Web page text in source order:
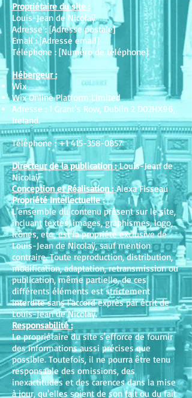
Propriétaire du site :
Louis-Jean de Nicolaÿ
Adresse : [Adresse postale]
Email : [Adresse email]
Téléphone : [Numéro de téléphone]
Hébergeur :
Wix
Wix Online Platform Limited
Adresse : 1 Grant’s Row, Dublin 2 D02HX96,
Ireland.
Téléphone : +1 415-358-0857
Directeur de la publication :Louis-Jean de
Nicolaÿ
Conception et Réalisation :Alexa Fisseau
Propriété Intellectuelle :
L'ensemble du contenu présent sur le site,
incluant textes, images, graphismes, logo,
icônes, etc., est la propriété exclusive de
Louis-Jean de Nicolaÿ, sauf mention
contraire. Toute reproduction, distribution,
modification, adaptation, retransmission ou
publication, même partielle, de ces
différents éléments est strictement
interdite sans l'accord exprès par écrit de
Louis-Jean de Nicolaÿ.
Responsabilité :
Le propriétaire du site s'efforce de fournir
des informations aussi précises que
possible. Toutefois, il ne pourra être tenu
responsable des omissions, des
inexactitudes et des carences dans la mise
à jour, qu'elles soient de son fait ou du fait